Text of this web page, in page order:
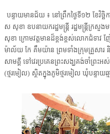
បន្ទាយមានជ័យ ៖ នៅព្រឹកថ្ងៃទី១២ ខែវិច្
ស សុខា ឧបនាយករដ្ឋមន្ត្រី រដ្ឋមន្ត្រីក្រ
សុខា ក្រោមវត្តមានដ៏ខ្ពង់ខ្ពស់លោកជំទា
ម៉ាល័យ កែ គឹមយ៉ាន ព្រមទាំងក្រុមគ្រួសារ
សាមគ្គី ទៅវេរប្រគេនព្រះសង្ឃគង់ចាំព្រះអ
(ថ្មរមៀល) ស្ថិតក្នុងភូមិថ្មរមៀល ឃុំបន្ទាយឆ្